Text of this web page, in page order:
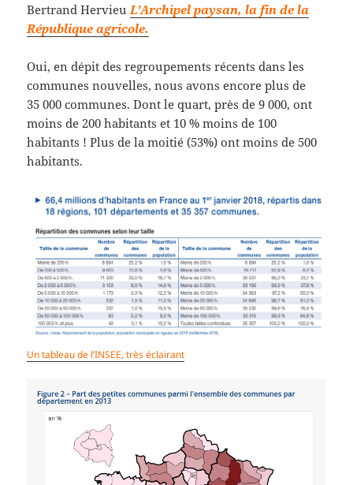
Bertrand Hervieu L’Archipel paysan, la fin de la
République agricole.
Oui, en dépit des regroupements récents dans les
communes nouvelles, nous avons encore plus de
35 000 communes. Dont le quart, près de 9 000, ont
moins de 200 habitants et 10 % moins de 100
habitants ! Plus de la moitié (53%) ont moins de 500
habitants.
Un tableau de l’INSEE, très éclairant